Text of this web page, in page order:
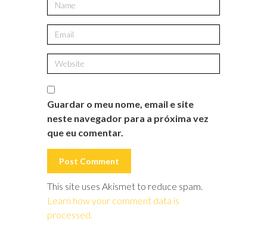
Guardar o meu nome, email e site
neste navegador para a próxima vez
que eu comentar.
This site uses Akismet to reduce spam.
Learn how your comment data is
processed.